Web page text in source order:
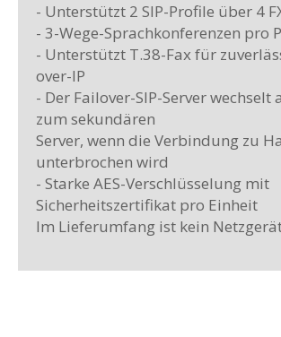
- Unterstützt 2 SIP-Profile über 4
- 3-Wege-Sprachkonferenzen pro
- Unterstützt T.38-Fax für
over-IP
- Der Failover-SIP-Server
zum sekundären
Server, wenn die Verbindung zu
unterbrochen wird
- Starke AES-Verschlüsselung mit
Sicherheitszertifikat pro Einheit
Im Lieferumfang ist kein